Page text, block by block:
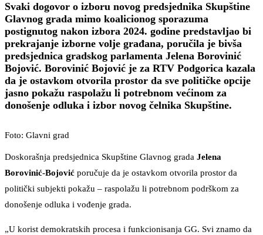
Svaki dogovor o izboru novog predsjednika Skupštine
Glavnog grada mimo koalicionog sporazuma
postignutog nakon izbora 2024. godine predstavljao bi
prekrajanje izborne volje građana, poručila je bivša
predsjednica gradskog parlamenta Jelena Borovinić
Bojović. Borovinić Bojović je za RTV Podgorica kazala
da je ostavkom otvorila prostor da sve političke opcije
jasno pokažu raspolažu li potrebnom većinom za
donošenje odluka i izbor novog čelnika Skupštine.
Foto: Glavni grad
Doskorašnja predsjednica Skupštine Glavnog grada Jelena
Borovinić-Bojović poručuje da je ostavkom otvorila prostor da
politički subjekti pokažu – raspolažu li potrebnom podrškom za
donošenje odluka i vođenje grada.
„U korist demokratskih procesa i funkcionisanja GG. Svi znamo da